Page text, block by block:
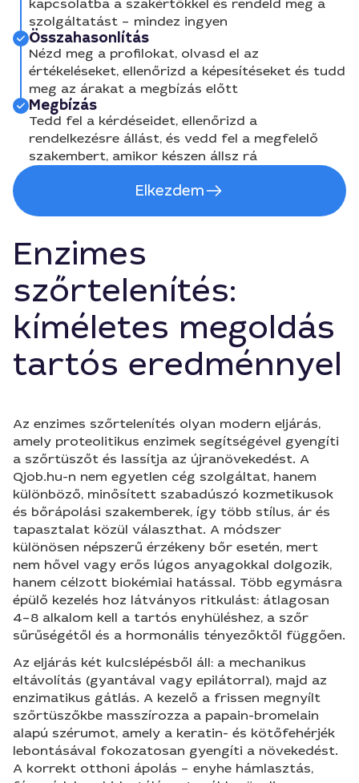
kapcsolatba a szakértőkkel és rendeld meg a
szolgáltatást – mindez ingyen
Összahasonlítás
Nézd meg a profilokat, olvasd el az
értékeléseket, ellenőrizd a képesítéseket és tudd
meg az árakat a megbízás előtt
Megbízás
Tedd fel a kérdéseidet, ellenőrizd a
rendelkezésre állást, és vedd fel a megfelelő
szakembert, amikor készen állsz rá
Elkezdem
Enzimes
szőrtelenítés:
kíméletes megoldás
tartós eredménnyel
Az enzimes szőrtelenítés olyan modern eljárás,
amely proteolitikus enzimek segítségével gyengíti
a szőrtüszőt és lassítja az újranövekedést. A
Qjob.hu-n nem egyetlen cég szolgáltat, hanem
különböző, minősített szabadúszó kozmetikusok
és bőrápolási szakemberek, így több stílus, ár és
tapasztalat közül választhat. A módszer
különösen népszerű érzékeny bőr esetén, mert
nem hővel vagy erős lúgos anyagokkal dolgozik,
hanem célzott biokémiai hatással. Több egymásra
épülő kezelés hoz látványos ritkulást: átlagosan
4–8 alkalom kell a tartós enyhüléshez, a szőr
sűrűségétől és a hormonális tényezőktől függően.
Az eljárás két kulcslépésből áll: a mechanikus
eltávolítás (gyantával vagy epilátorral), majd az
enzimatikus gátlás. A kezelő a frissen megnyílt
szőrtüszőkbe masszírozza a papain-bromelain
alapú szérumot, amely a keratin- és kötőfehérjék
lebontásával fokozatosan gyengíti a növekedést.
A korrekt otthoni ápolás – enyhe hámlasztás,